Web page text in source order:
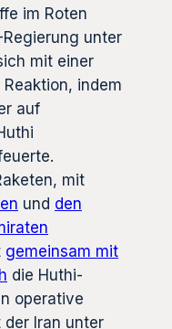
im Roten
unter
mit einer
indem
auf
mit
und den
gemeinsam mit
die Huthi-
operative
der Iran unter